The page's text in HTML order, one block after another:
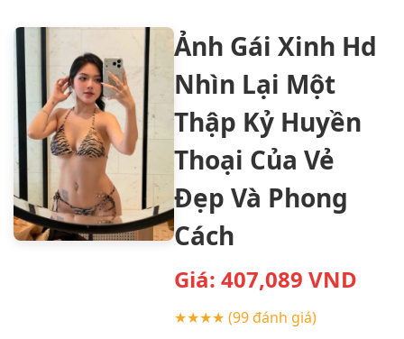
Ảnh Gái Xinh Hd
Nhìn Lại Một
Thập Kỷ Huyền
Thoại Của Vẻ
Đẹp Và Phong
Cách
Giá: 407,089 VND
★★★★ (99 đánh giá)